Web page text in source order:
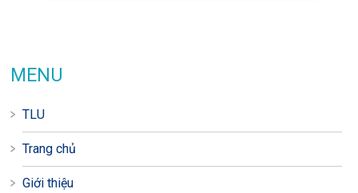
MENU
TLU
Trang chủ
Giới thiệu